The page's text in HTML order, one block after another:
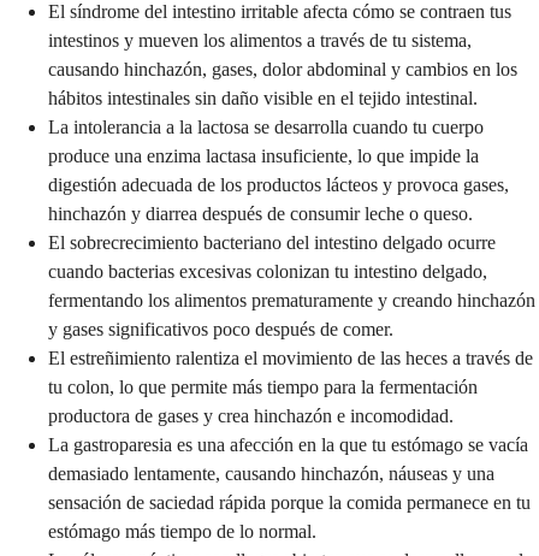
El síndrome del intestino irritable afecta cómo se contraen tus
intestinos y mueven los alimentos a través de tu sistema,
causando hinchazón, gases, dolor abdominal y cambios en los
hábitos intestinales sin daño visible en el tejido intestinal.
La intolerancia a la lactosa se desarrolla cuando tu cuerpo
produce una enzima lactasa insuficiente, lo que impide la
digestión adecuada de los productos lácteos y provoca gases,
hinchazón y diarrea después de consumir leche o queso.
El sobrecrecimiento bacteriano del intestino delgado ocurre
cuando bacterias excesivas colonizan tu intestino delgado,
fermentando los alimentos prematuramente y creando hinchazón
y gases significativos poco después de comer.
El estreñimiento ralentiza el movimiento de las heces a través de
tu colon, lo que permite más tiempo para la fermentación
productora de gases y crea hinchazón e incomodidad.
La gastroparesia es una afección en la que tu estómago se vacía
demasiado lentamente, causando hinchazón, náuseas y una
sensación de saciedad rápida porque la comida permanece en tu
estómago más tiempo de lo normal.